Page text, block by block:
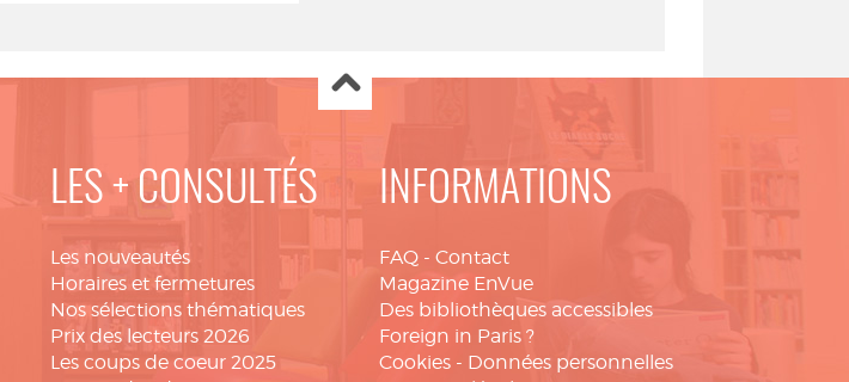
LES + CONSULTÉS
Les nouveautés
Horaires et fermetures
Nos sélections thématiques
Prix des lecteurs 2026
Les coups de coeur 2025
INFORMATIONS
FAQ - Contact
Magazine EnVue
Des bibliothèques accessibles
Foreign in Paris ?
Cookies - Données personnelles